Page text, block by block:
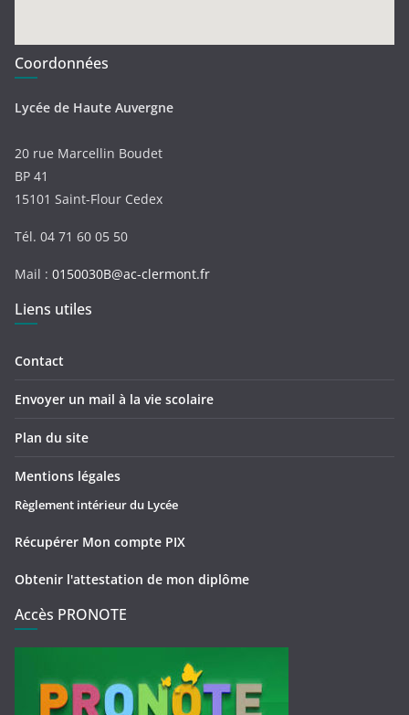
Coordonnées
Lycée de Haute Auvergne
20 rue Marcellin Boudet
BP 41
15101 Saint-Flour Cedex
Tél. 04 71 60 05 50
Mail : 0150030B@ac-clermont.fr
Liens utiles
Contact
Envoyer un mail à la vie scolaire
Plan du site
Mentions légales
Règlement intérieur du Lycée
Récupérer Mon compte PIX
Obtenir l'attestation de mon diplôme
Accès PRONOTE